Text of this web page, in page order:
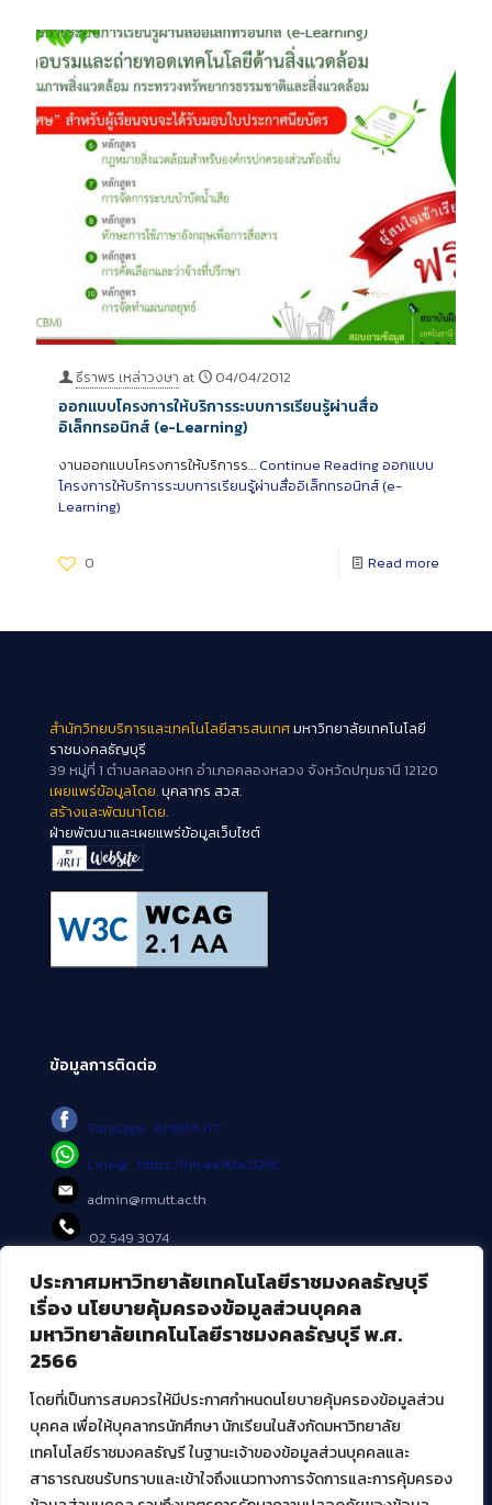
ประกาศมหาวิทยาลัยเทคโนโลยีราชมงคลธัญบุรี
เรื่อง นโยบายคุ้มครองข้อมูลส่วนบุคคล
มหาวิทยาลัยเทคโนโลยีราชมงคลธัญบุรี พ.ศ.
2566
โดยที่เป็นการสมควรให้มีประกาศกำหนดนโยบายคุ้มครองข้อมูลส่วน
บุคคล เพื่อให้บุคลากรนักศึกษา นักเรียนในสังกัดมหาวิทยาลัย
เทคโนโลยีราชมงคลธัญรี ในฐานะเจ้าของข้อมูลส่วนบุคคลและ
สาธารณชนรับทราบและเข้าใจถึงแนวทางการจัดการและการคุ้มครอง
ธีราพร เหล่าวงษา at 04/04/2012
ออกแบบโครงการให้บริการระบบการเรียนรู้ผ่านสื่อ
อิเล็กทรอนิกส์ (e-Learning)
งานออกแบบโครงการให้บริการร… Continue Readingออกแบบ
โครงการให้บริการระบบการเรียนรู้ผ่านสื่ออิเล็กทรอนิกส์ (e-
Learning)
0 Read more
สำนักวิทยบริการและเทคโนโลยีสารสนเทศมหาวิทยาลัยเทคโนโลยี
ราชมงคลธัญบุรี
39 หมู่ที่ 1 ตำบลคลองหก อำเภอคลองหลวง จังหวัดปทุมธานี 12120
เผยแพร่ข้อมูลโดย.บุคลากร สวส.
สร้างและพัฒนาโดย.
ฝ่ายพัฒนาและเผยแพร่ข้อมูลเว็บไซต์
ข้อมูลการติดต่อ
Fanpage : AritRMUTT
Line@ : https://lin.ee/tXe209C
admin@rmutt.ac.th
02 549 3074
บริการอื่นๆ ของ สวส.
ศูนย์สื่อดิจิทัล
ศูนย์นวัตกรรมและความรู้
สมัยใหม่ (MoSeC)
งานบริการวิชาการให้กับหน่วยงานภายนอก